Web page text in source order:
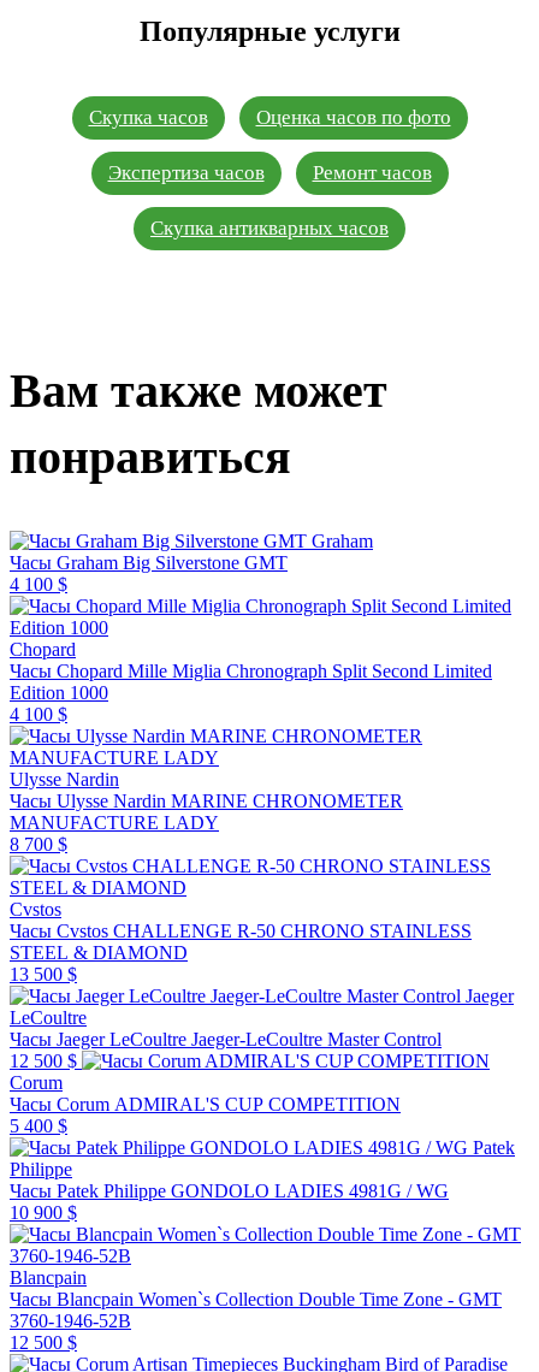
Популярные услуги
Скупка часов Оценка часов по фото
Экспертиза часов Ремонт часов
Скупка антикварных часов
Вам также может
понравиться
Graham
Часы Graham Big Silverstone GMT
4 100 $
Chopard
Часы Chopard Mille Miglia Chronograph Split Second Limited
Edition 1000
4 100 $
Ulysse Nardin
Часы Ulysse Nardin MARINE CHRONOMETER
MANUFACTURE LADY
8 700 $
Cvstos
Часы Cvstos CHALLENGE R-50 CHRONO STAINLESS
STEEL & DIAMOND
13 500 $
Jaeger
LeCoultre
Часы Jaeger LeCoultre Jaeger-LeCoultre Master Control
12 500 $
Corum
Часы Corum ADMIRAL'S CUP COMPETITION
5 400 $
Patek
Philippe
Часы Patek Philippe GONDOLO LADIES 4981G / WG
10 900 $
Blancpain
Часы Blancpain Women`s Collection Double Time Zone - GMT
3760-1946-52B
12 500 $